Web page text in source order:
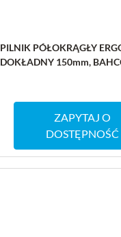
PILNIK PÓŁOKRĄGŁY
DOKŁADNY 150mm,
ZAPYTAJ O
DOSTĘPNOŚĆ